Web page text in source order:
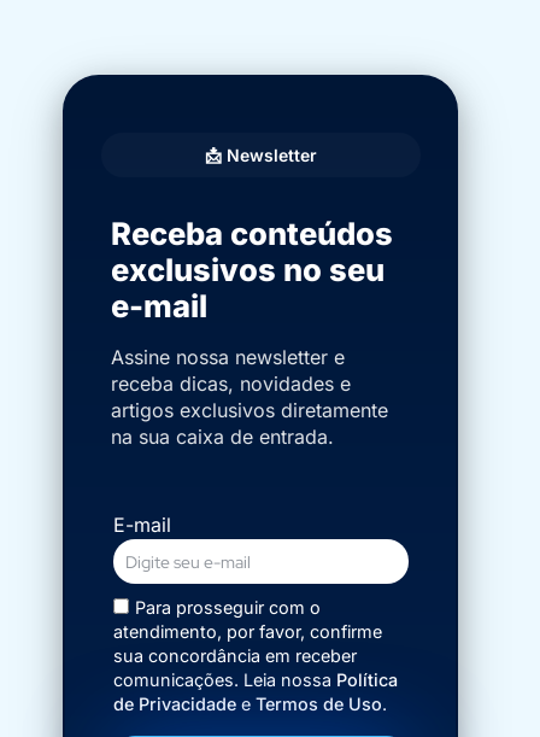
📩 Newsletter
Receba conteúdos
exclusivos no seu
e-mail
Assine nossa newsletter e
receba dicas, novidades e
artigos exclusivos diretamente
na sua caixa de entrada.
E-mail
Para prosseguir com o
atendimento, por favor, confirme
sua concordância em receber
comunicações. Leia nossa Política
de Privacidadee Termos de Uso.